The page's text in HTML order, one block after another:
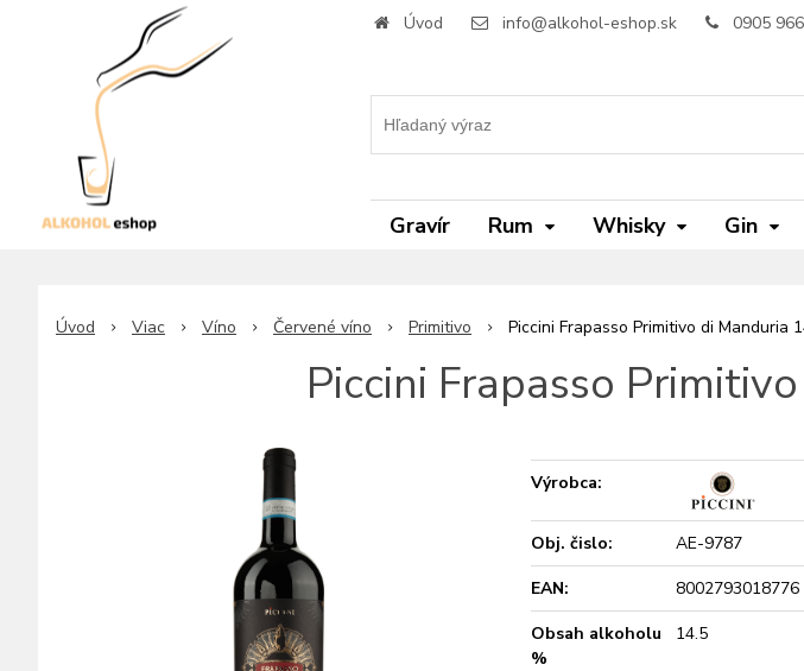
Úvod info@alkohol-eshop.sk 0905
Gravír Rum Whisky Gin
Úvod Viac Víno Červené víno Primitivo Piccini Frapasso Primitivo di Manduria
Piccini Frapasso
Výrobca:
Obj. čislo:
AE-9787
EAN:
8002793018776
Obsah alkoholu
%
14.5